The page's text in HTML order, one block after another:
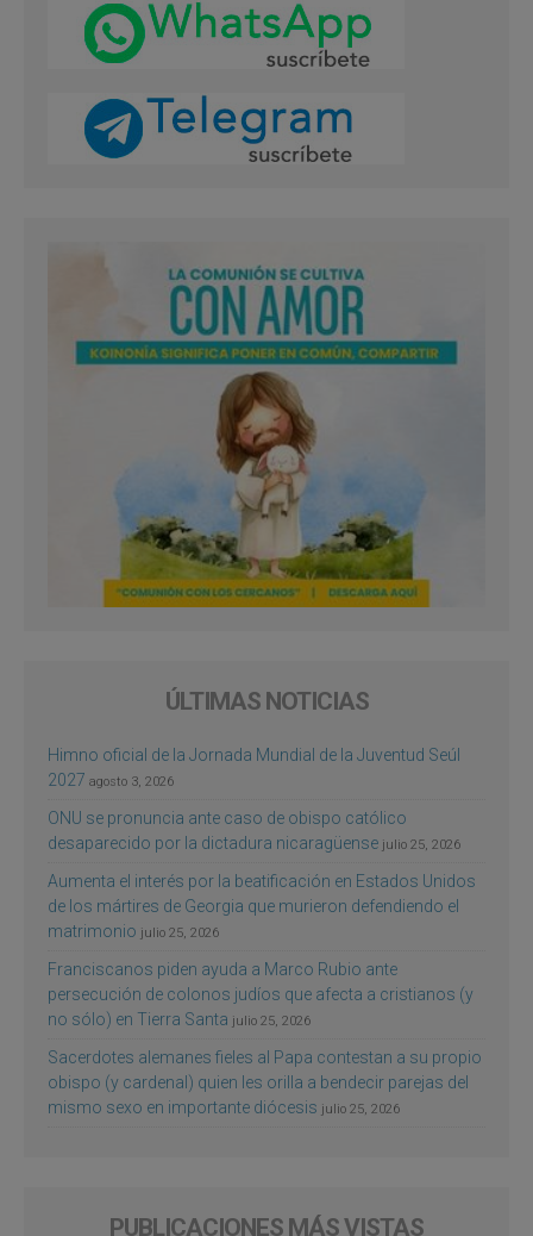
ÚLTIMAS NOTICIAS
Himno oficial de la Jornada Mundial de la Juventud Seúl
2027 agosto 3, 2026
ONU se pronuncia ante caso de obispo católico
desaparecido por la dictadura nicaragüense julio 25, 2026
Aumenta el interés por la beatificación en Estados Unidos
de los mártires de Georgia que murieron defendiendo el
matrimonio julio 25, 2026
Franciscanos piden ayuda a Marco Rubio ante
persecución de colonos judíos que afecta a cristianos (y
no sólo) en Tierra Santa julio 25, 2026
Sacerdotes alemanes fieles al Papa contestan a su propio
obispo (y cardenal) quien les orilla a bendecir parejas del
mismo sexo en importante diócesis julio 25, 2026
PUBLICACIONES MÁS VISTAS